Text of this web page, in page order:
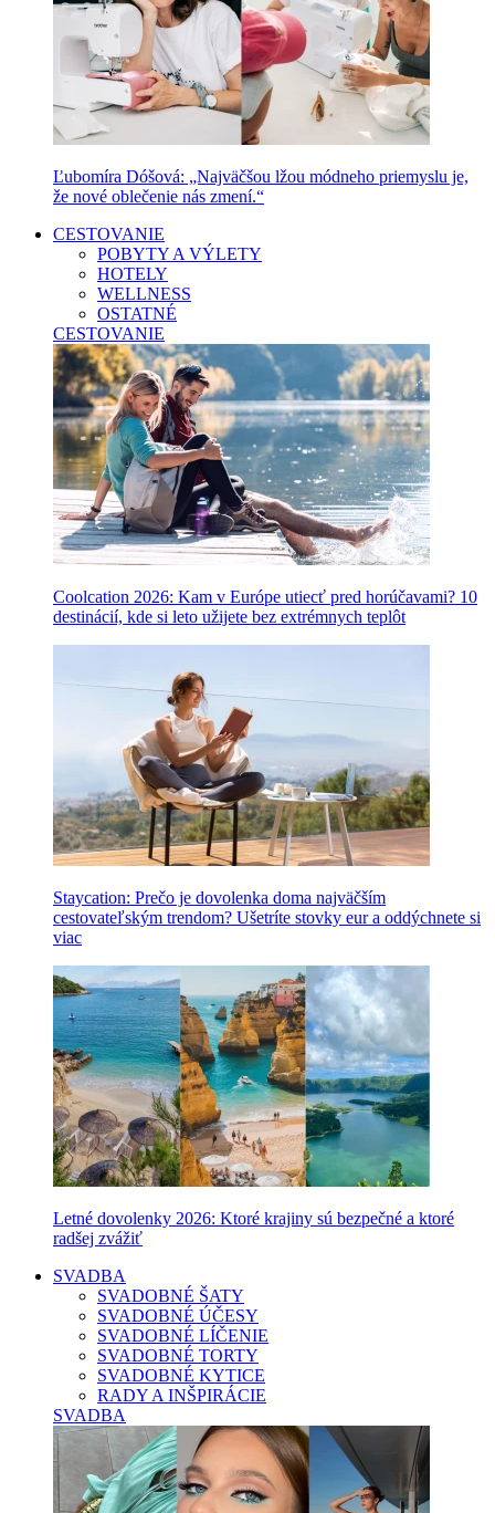
Ľubomíra Dóšová: „Najväčšou lžou módneho priemyslu je,
že nové oblečenie nás zmení.“
CESTOVANIE
POBYTY A VÝLETY
HOTELY
WELLNESS
OSTATNÉ
CESTOVANIE
Coolcation 2026: Kam v Európe utiecť pred horúčavami? 10
destinácií, kde si leto užijete bez extrémnych teplôt
Staycation: Prečo je dovolenka doma najväčším
cestovateľským trendom? Ušetríte stovky eur a oddýchnete si
viac
Letné dovolenky 2026: Ktoré krajiny sú bezpečné a ktoré
radšej zvážiť
SVADBA
SVADOBNÉ ŠATY
SVADOBNÉ ÚČESY
SVADOBNÉ LÍČENIE
SVADOBNÉ TORTY
SVADOBNÉ KYTICE
RADY A INŠPIRÁCIE
SVADBA